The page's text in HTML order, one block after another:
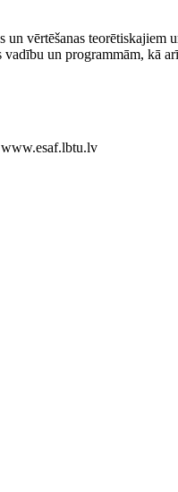
vērtēšanas
un programmām, kā
www.esaf.lbtu.lv